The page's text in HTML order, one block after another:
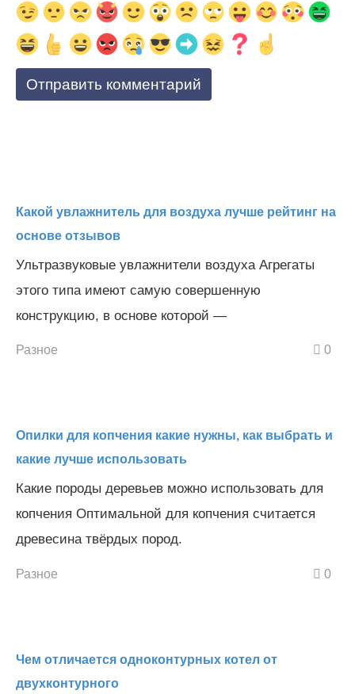
Какой увлажнитель для воздуха лучше рейтинг на
основе отзывов
Ультразвуковые увлажнители воздуха Агрегаты
этого типа имеют самую совершенную
конструкцию, в основе которой —
Разное 0
Опилки для копчения какие нужны, как выбрать и
какие лучше использовать
Какие породы деревьев можно использовать для
копчения Оптимальной для копчения считается
древесина твёрдых пород.
Разное 0
Чем отличается одноконтурных котел от
двухконтурного